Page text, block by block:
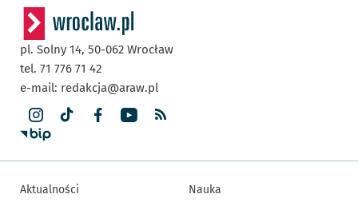
pl. Solny 14, 50-062 Wrocław
tel. 71 776 71 42
e-mail: redakcja@araw.pl
Aktualności Nauka